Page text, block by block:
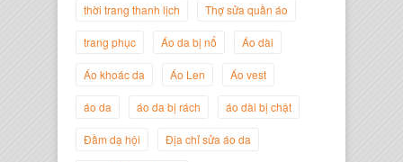
Giám Đốc Công ty Twist Potato
thời trang thanh lịch Thợ sửa quần áo
trang phục Áo da bị nổ Áo dài
Áo khoác da Áo Len Áo vest
áo da áo da bị rách áo dài bị chật
Đầm dạ hội Địa chỉ sửa áo da